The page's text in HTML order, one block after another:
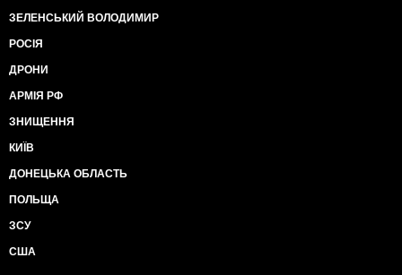
ЗЕЛЕНСЬКИЙ ВОЛОДИМИР
РОСІЯ
ДРОНИ
АРМІЯ РФ
ЗНИЩЕННЯ
КИЇВ
ДОНЕЦЬКА ОБЛАСТЬ
ПОЛЬЩА
ЗСУ
США